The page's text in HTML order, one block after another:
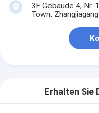
3F Gebäude 4, Nr.
Town,
Erhalten Sie